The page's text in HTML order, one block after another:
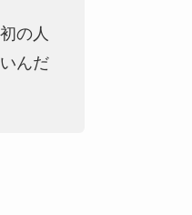
の人
んだ